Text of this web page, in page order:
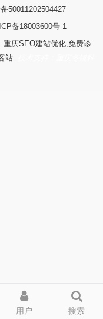
用户 搜索
50011202504427
备18003600号-1
重庆SEO建站优化,免费诊
站.